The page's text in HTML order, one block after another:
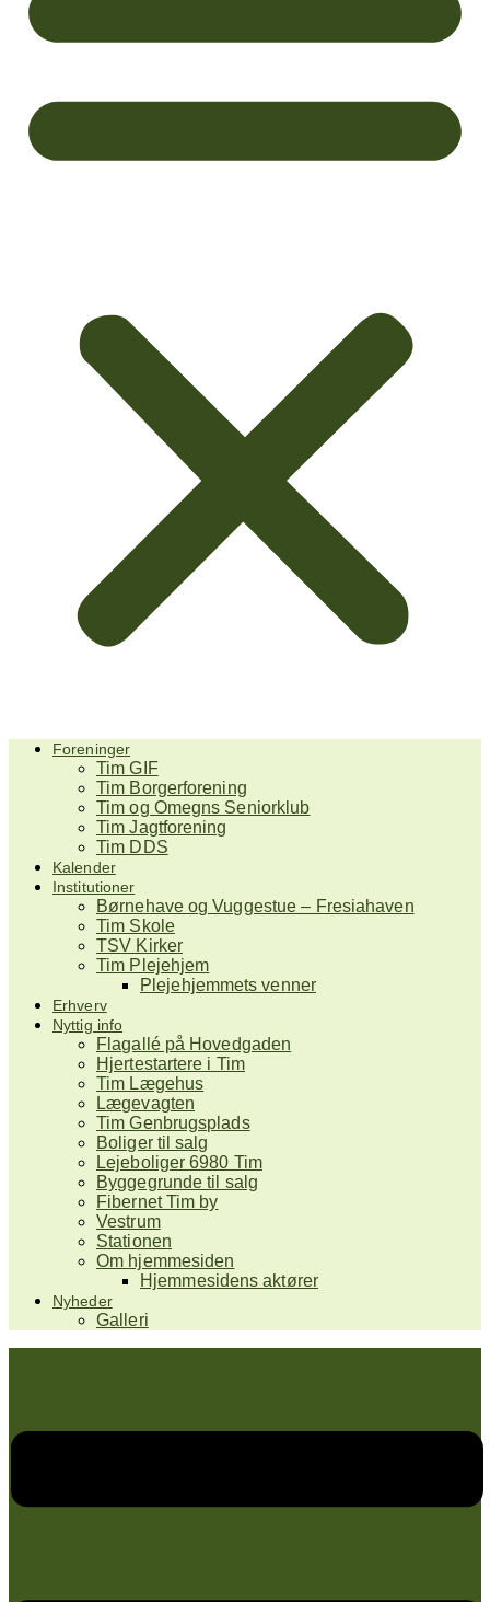
Foreninger
Tim GIF
Tim Borgerforening
Tim og Omegns Seniorklub
Tim Jagtforening
Tim DDS
Kalender
Institutioner
Børnehave og Vuggestue – Fresiahaven
Tim Skole
TSV Kirker
Tim Plejehjem
Plejehjemmets venner
Erhverv
Nyttig info
Flagallé på Hovedgaden
Hjertestartere i Tim
Tim Lægehus
Lægevagten
Tim Genbrugsplads
Boliger til salg
Lejeboliger 6980 Tim
Byggegrunde til salg
Fibernet Tim by
Vestrum
Stationen
Om hjemmesiden
Hjemmesidens aktører
Nyheder
Galleri